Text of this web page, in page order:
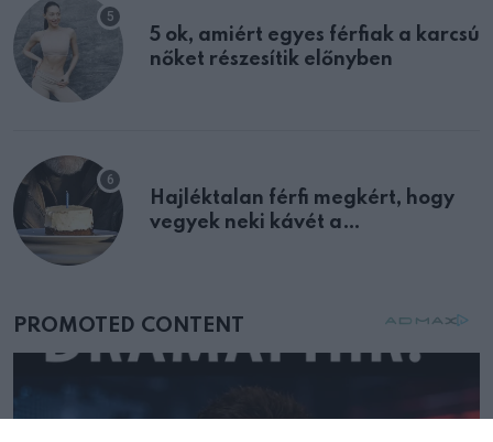
5 ok, amiért egyes férfiak a karcsú
nőket részesítik előnyben
Hajléktalan férfi megkért, hogy
vegyek neki kávét a